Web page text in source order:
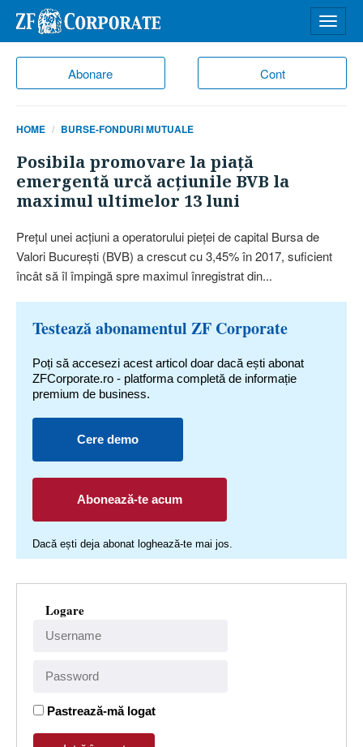
Abonare Cont
meniu
HOME BURSE-FONDURI MUTUALE
Posibila promovare la piaţă
emergentă urcă acţiunile BVB la
maximul ultimelor 13 luni
Preţul unei acţiuni a operatorului pieţei de capital Bursa de
Valori Bucureşti (BVB) a crescut cu 3,45% în 2017, suficient
încât să îl împingă spre ma­xi­mul înregistrat din...
Testează abonamentul ZF Corporate
Poți să accesezi acest articol doar dacă ești abonat
ZFCorporate.ro - platforma completă de informație
premium de business.
Cere demo
Abonează-te acum
Dacă ești deja abonat loghează-te mai jos.
Logare
Pastrează-mă logat